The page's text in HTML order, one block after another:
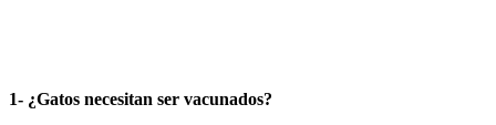
1- ¿Gatos necesitan ser vacunados?